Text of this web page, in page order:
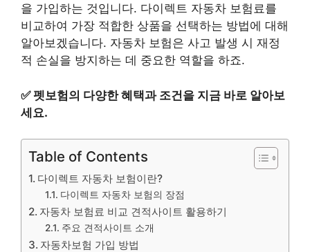
을 가입하는 것입니다. 다이렉트 자동차 보험료를
비교하여 가장 적합한 상품을 선택하는 방법에 대해
알아보겠습니다. 자동차 보험은 사고 발생 시 재정
적 손실을 방지하는 데 중요한 역할을 하죠.
✅펫보험의 다양한 혜택과 조건을 지금 바로 알아보
세요.
Table of Contents
다이렉트 자동차 보험이란?
다이렉트 자동차 보험의 장점
자동차 보험료 비교 견적사이트 활용하기
주요 견적사이트 소개
자동차보험 가입 방법